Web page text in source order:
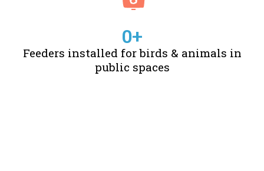
Feeders installed for birds & animals in
public spaces
0+